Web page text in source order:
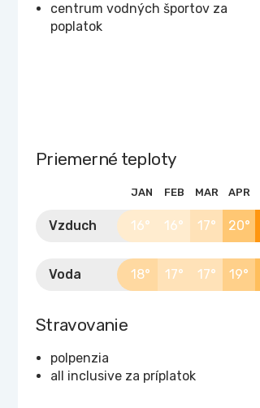
centrum vodných športov za
poplatok
Priemerné teploty
JAN FEB MAR APR
Vzduch 16° 16° 17° 20°
Voda 18° 17° 17° 19°
Stravovanie
polpenzia
all inclusive za príplatok